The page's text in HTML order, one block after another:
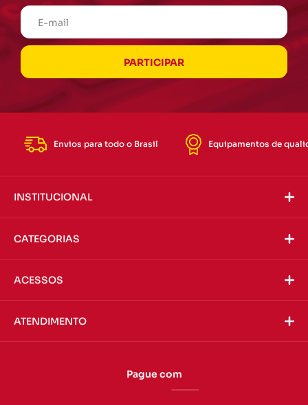
Envios para todo o Brasil Equipamentos de
INSTITUCIONAL
CATEGORIAS
ACESSOS
ATENDIMENTO
Pague com